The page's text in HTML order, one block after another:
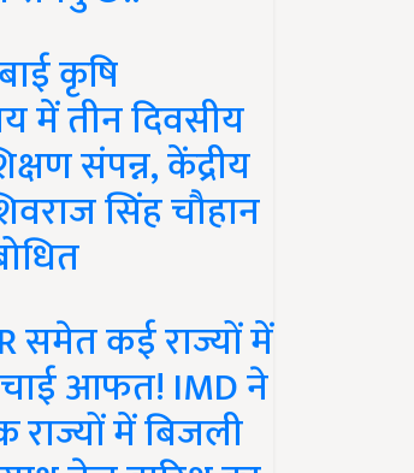
कृषि
में तीन दिवसीय
संपन्न, केंद्रीय
सिंह चौहान
समेत कई राज्यों में
आफत! IMD ने
में बिजली